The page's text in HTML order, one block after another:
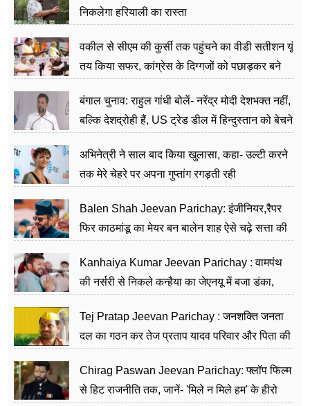
निकलेगा हरियाली का रास्ता
वकील से सीएम की कुर्सी तक पहुंचने का वीडी सतीशन यूं
तय किया सफर, कांग्रेस के दिग्गजों को पछाड़कर बने
बंगाल चुनाव: राहुल गांधी बोलें- नरेंद्र मोदी देशभक्त नहीं,
बल्कि देशद्रोही हैं, US ट्रेड डील में हिन्दुस्तान को बेचने
अभिनेत्री ने साल बाद किया खुलासा, कहा- उल्टी करने
तक मेरे चेहरे पर अपना गुप्तांग रगड़ती रही
Balen Shah Jeevan Parichay: इंजीनियर,रैपर
फिर काठमांडू का मेयर बन बालेन शाह ऐसे चढ़े सत्ता की
Kanhaiya Kumar Jeevan Parichay : वामपंथ
की नर्सरी से निकले कन्हैया का जेएनयू में बजा डंका,
Tej Pratap Jeevan Parichay : जनशक्ति जनता
दल का गठन कर तेज प्रताप यादव परिवार और पिता की
Chirag Paswan Jeevan Parichay: फ्लॉप फिल्म
से हिट राजनीति तक, जानें- 'मिले न मिले हम' के हीरो